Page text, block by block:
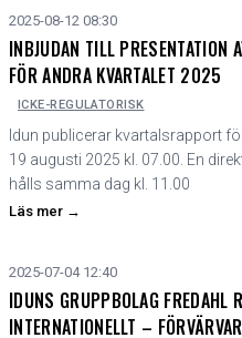
2025-08-12 08:30
INBJUDAN TILL PRESENTATION
FÖR ANDRA KVARTALET 2025
ICKE-REGULATORISK
Idun publicerar kvartalsrapport
19 augusti 2025 kl. 07.00. En
hålls samma dag kl. 11.00
Läs mer →
2025-07-04 12:40
IDUNS GRUPPBOLAG FREDAHL
INTERNATIONELLT –